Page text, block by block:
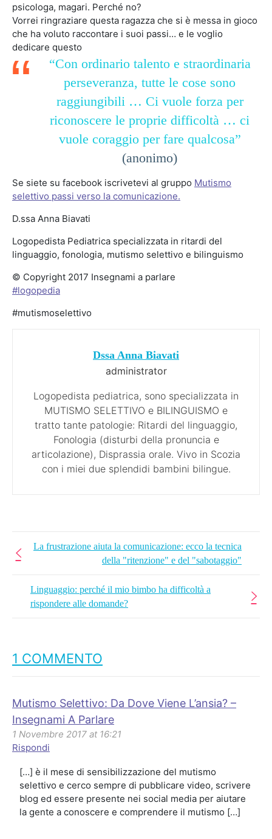
psicologa, magari. Perché no?
Vorrei ringraziare questa ragazza che si è messa in gioco
che ha voluto raccontare i suoi passi… e le voglio
dedicare questo
“Con ordinario talento e straordinaria
perseveranza, tutte le cose sono
raggiungibili … Ci vuole forza per
riconoscere le proprie difficoltà … ci
vuole coraggio per fare qualcosa”
(anonimo)
Se siete su facebook iscrivetevi al gruppo Mutismo
selettivo passi verso la comunicazione.
D.ssa Anna Biavati
Logopedista Pediatrica specializzata in ritardi del
linguaggio, fonologia, mutismo selettivo e bilinguismo
© Copyright 2017 Insegnami a parlare
#logopedia
#mutismoselettivo
Dssa Anna Biavati
administrator
Logopedista pediatrica, sono specializzata in
MUTISMO SELETTIVO e BILINGUISMO e
tratto tante patologie: Ritardi del linguaggio,
Fonologia (disturbi della pronuncia e
articolazione), Disprassia orale. Vivo in Scozia
con i miei due splendidi bambini bilingue.
Linguaggio: perché il mio bimbo ha difficoltà a
rispondere alle domande?
La frustrazione aiuta la comunicazione: ecco la tecnica
della "ritenzione" e del "sabotaggio"
1 COMMENTO
Mutismo Selettivo: Da Dove Viene L’ansia? –
Insegnami A Parlare
1 Novembre 2017 at 16:21
Rispondi
[…] è il mese di sensibilizzazione del mutismo
selettivo e cerco sempre di pubblicare video, scrivere
blog ed essere presente nei social media per aiutare
la gente a conoscere e comprendere il mutismo […]